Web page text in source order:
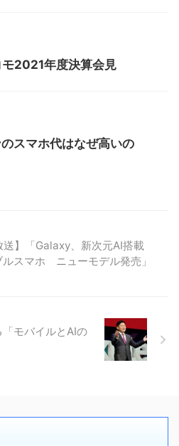
2021年度決算会見
スマホ代はなぜ高いの
送】「Galaxy、新次元AI搭載
ルスマホ ニューモデル発売」
モバイルとAIの